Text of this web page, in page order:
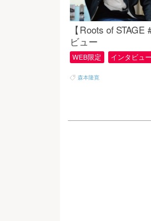
【Roots of
ビュー
WEB限定 インタビュー
森本隆寛